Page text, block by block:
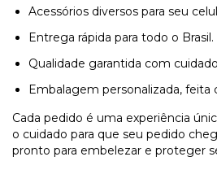
Acessórios diversos para seu
Entrega rápida para todo o Brasil.
Qualidade garantida com
Embalagem personalizada, feita
Cada pedido é uma experiência
o cuidado para que seu pedido
pronto para embelezar e proteger